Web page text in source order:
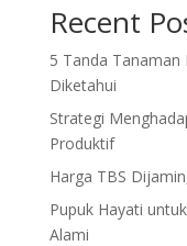
Recent
5 Tanda Tanaman
Diketahui
Strategi
Produktif
Harga TBS
Pupuk Hayati
Alami